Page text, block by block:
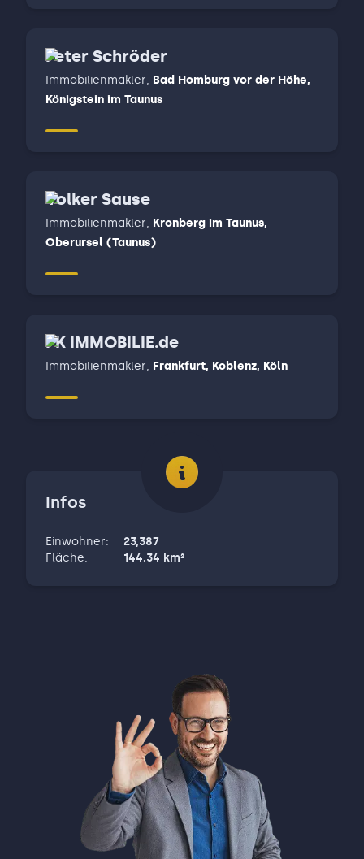
Peter Schröder
Immobilienmakler, Bad Homburg vor der Höhe,
Königstein im Taunus
Volker Sause
Immobilienmakler, Kronberg im Taunus,
Oberursel (Taunus)
PK IMMOBILIE.de
Immobilienmakler, Frankfurt, Koblenz, Köln
Infos
Einwohner:
23,387
Fläche: 144.34 km²